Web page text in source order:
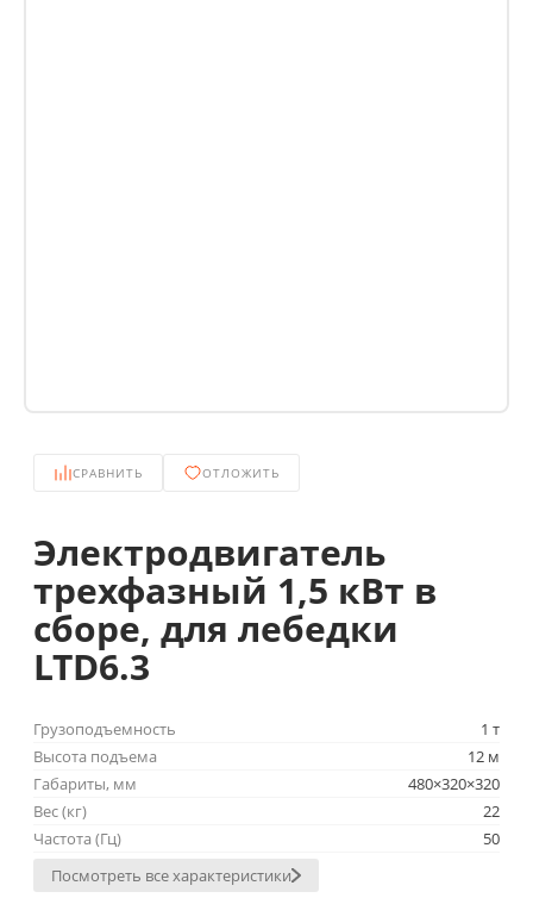
СРАВНИТЬ ОТЛОЖИТЬ
Электродвигатель
трехфазный 1,5 кВт в
сборе, для лебедки
LTD6.3
Грузоподъемность
1 т
Высота подъема
12 м
Габариты, мм
480×320×320
Вес (кг)
22
Частота (Гц)
50
Посмотреть все характеристики